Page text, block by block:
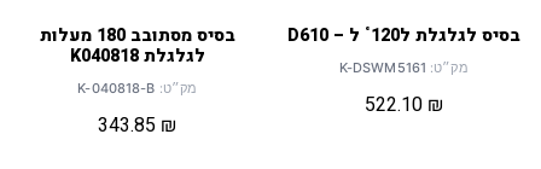
מחפשים מוצר לרכב?
בסיס לגלגלת ל120˚ ל – D610
מק״ט:
522.10 ₪
בסיס מסתובב 180 מעלות
לגלגלת K040818
מק״ט:
343.85 ₪